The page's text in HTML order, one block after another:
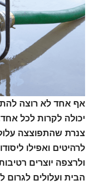
אף אחד לא רוצה
יכולה לקרות לכל
צנרת שהתפוצצה
לרהיטים ואפילו
ולרצפה יוצרים
הבית ועלולים לגרום